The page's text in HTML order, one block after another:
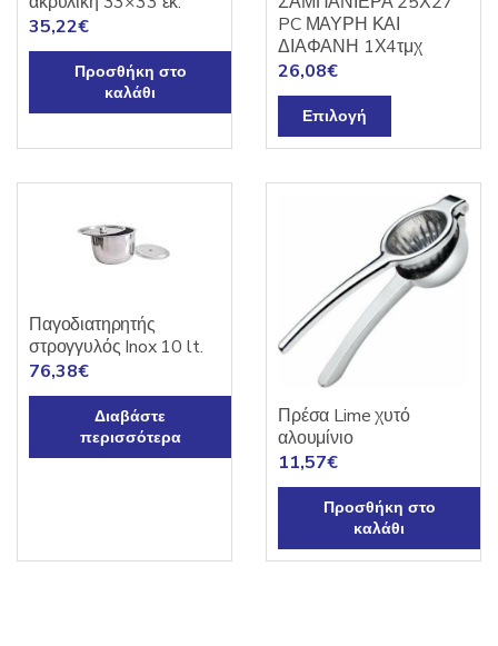
35,22€
Προσθήκη στο
καλάθι
PC ΜΑΥΡΗ ΚΑΙ
ΔΙΑΦΑΝΗ 1Χ4τμχ
26,08€
Επιλογή
το
έχει
πολλαπλές
παραλλαγές.
Οι
επιλογές
στη
σελίδα
προϊόντος
Παγοδιατηρητής
στρογγυλός Inox 10 lt.
76,38€
Διαβάστε
περισσότερα
Πρέσα Lime χυτό
αλουμίνιο
11,57€
Προσθήκη στο
καλάθι